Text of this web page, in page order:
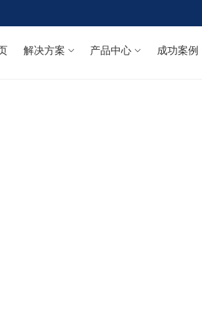
解决方案 产品中心 成功案例